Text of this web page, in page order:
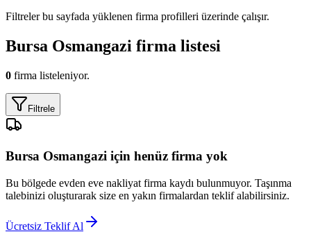
Filtreler bu sayfada yüklenen firma profilleri üzerinde çalışır.
Bursa Osmangazi firma listesi
0 firma listeleniyor.
Filtrele
Bursa Osmangazi için henüz firma yok
Bu bölgede evden eve nakliyat firma kaydı bulunmuyor. Taşınma
talebinizi oluşturarak size en yakın firmalardan teklif alabilirsiniz.
Ücretsiz Teklif Al